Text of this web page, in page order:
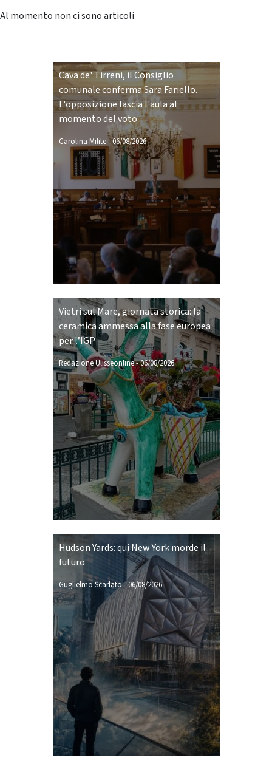
Al momento non ci sono articoli
Cava de' Tirreni, il Consiglio
comunale conferma Sara Fariello.
L'opposizione lascia l'aula al
momento del voto
Carolina Milite-06/08/2026
Vietri sul Mare, giornata storica: la
ceramica ammessa alla fase europea
per l’IGP
Redazione Ulisseonline-06/08/2026
Hudson Yards: qui New York morde il
futuro
Guglielmo Scarlato-06/08/2026